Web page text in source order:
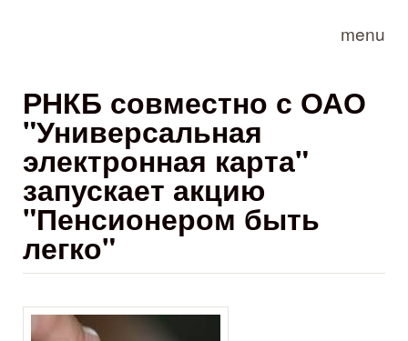
menu
РНКБ совместно с ОАО
"Универсальная
электронная карта"
запускает акцию
"Пенсионером быть
легко"